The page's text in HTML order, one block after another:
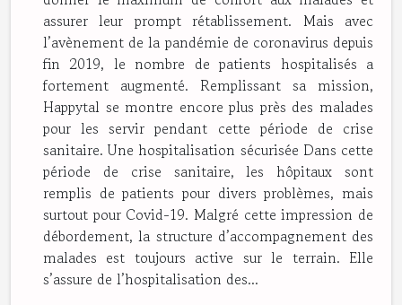
assurer leur prompt rétablissement. Mais avec
l’avènement de la pandémie de coronavirus depuis
fin 2019, le nombre de patients hospitalisés a
fortement augmenté. Remplissant sa mission,
Happytal se montre encore plus près des malades
pour les servir pendant cette période de crise
sanitaire. Une hospitalisation sécurisée Dans cette
période de crise sanitaire, les hôpitaux sont
remplis de patients pour divers problèmes, mais
surtout pour Covid-19. Malgré cette impression de
débordement, la structure d’accompagnement des
malades est toujours active sur le terrain. Elle
s’assure de l’hospitalisation des...